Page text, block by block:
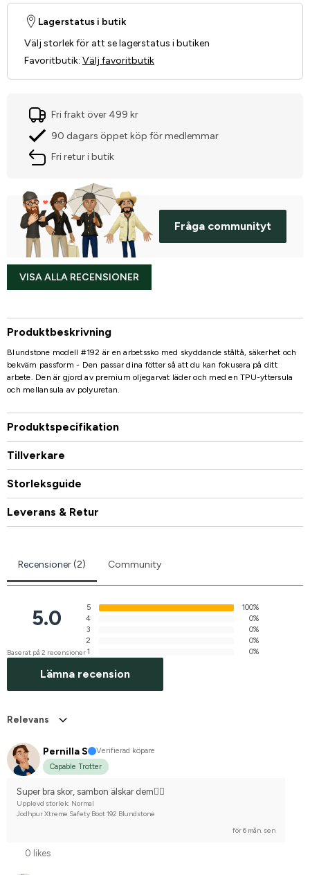
Lagerstatus i butik
Välj storlek för att se lagerstatus i butiken
Favoritbutik: Välj favoritbutik
Fri frakt över 499 kr
90 dagars öppet köp för medlemmar
Fri retur i butik
Fråga communityt
VISA ALLA RECENSIONER
Produktbeskrivning
Blundstone modell #192 är en arbetssko med skyddande ståltå, säkerhet och
bekväm passform - Den passar dina fötter så att du kan fokusera på ditt
arbete. Den är gjord av premium oljegarvat läder och med en TPU-yttersula
och mellansula av polyuretan.
Produktspecifikation
Tillverkare
Storleksguide
Leverans & Retur
Recensioner (2) Community
5.0
Baserat på 2 recensioner
5
100%
4
0%
3
0%
2
0%
1
0%
Lämna recension
Relevans
Pernilla S
Verifierad köpare
Capable Trotter
Super bra skor, sambon älskar dem👍🏻
Upplevd storlek: Normal
Jodhpur Xtreme Safety Boot 192 Blundstone
för 6 mån. sen
0 likes